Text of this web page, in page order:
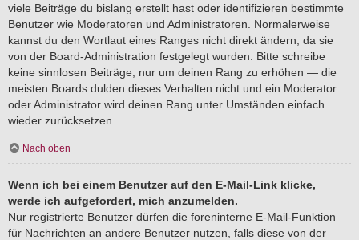
viele Beiträge du bislang erstellt hast oder identifizieren bestimmte
Benutzer wie Moderatoren und Administratoren. Normalerweise
kannst du den Wortlaut eines Ranges nicht direkt ändern, da sie
von der Board-Administration festgelegt wurden. Bitte schreibe
keine sinnlosen Beiträge, nur um deinen Rang zu erhöhen — die
meisten Boards dulden dieses Verhalten nicht und ein Moderator
oder Administrator wird deinen Rang unter Umständen einfach
wieder zurücksetzen.
Nach oben
Wenn ich bei einem Benutzer auf den E-Mail-Link klicke,
werde ich aufgefordert, mich anzumelden.
Nur registrierte Benutzer dürfen die foreninterne E-Mail-Funktion
für Nachrichten an andere Benutzer nutzen, falls diese von der